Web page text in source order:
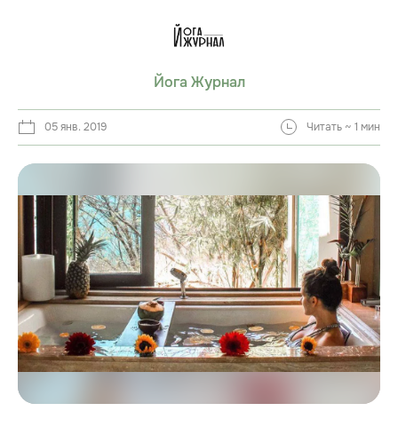
Йога Журнал
05 янв. 2019 Читать ~ 1 мин